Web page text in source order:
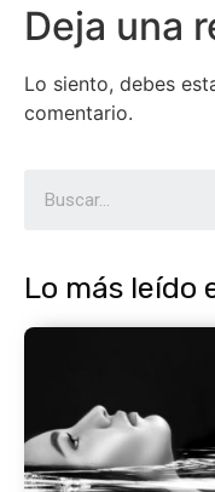
Deja una
Lo siento, debes
comentario.
Lo más leído